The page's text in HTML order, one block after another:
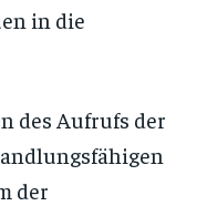
in die
des Aufrufs der
der